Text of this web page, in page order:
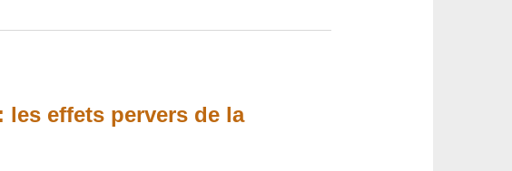
effets pervers de la